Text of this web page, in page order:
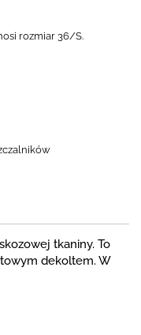
rozmiar 36/S.
tkaniny. To
dekoltem. W